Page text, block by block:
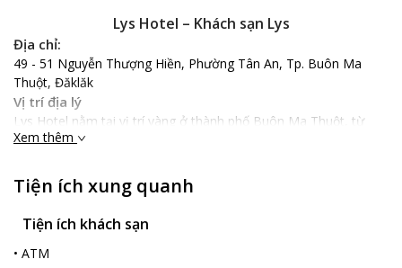
Lys Hotel – Khách sạn Lys
Địa chỉ:
49 - 51 Nguyễn Thượng Hiền, Phường Tân An, Tp. Buôn Ma
Thuột, Đăklăk
Vị trí địa lý
Lys Hotel nằm tại vị trí vàng ở thành phố Buôn Ma Thuột, từ
khách sạn, du khách có thể dễ dàng di chuyển đến các địa điểm
Đhông cách 1.7 km, tham quan nhà tù Buôn Ma Thuột cách 3
km. Ngoài ra, từ sân bay đến khách sạn cũng rất thuận tiện khi
chỉ mất 20 phút đi xe với quãng đường 7 km.
Lys Hotel mang phong cách Á – u trang nhã, căn phòng nghỉ
Xem thêm
Tiện ích xung quanh
Tiện ích khách sạn
• ATM